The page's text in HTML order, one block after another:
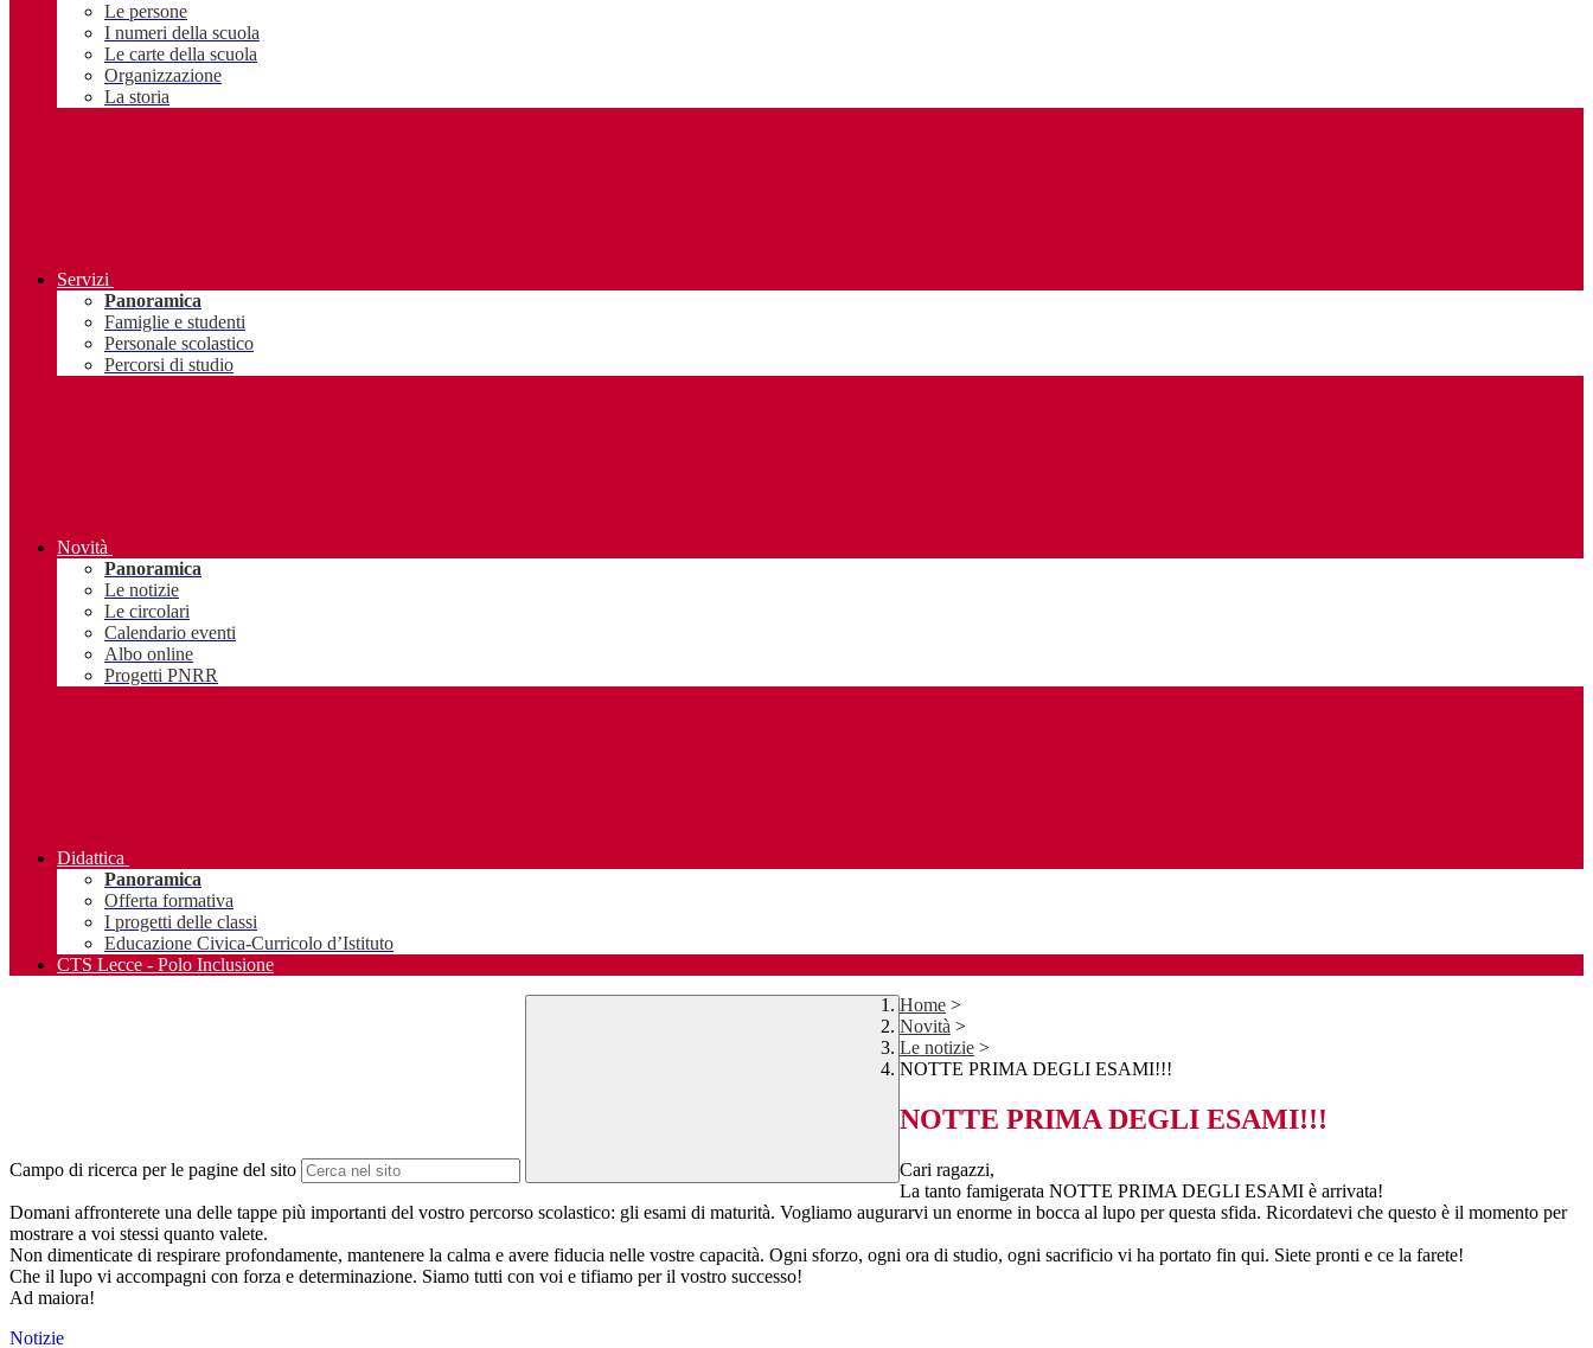
Le persone
I numeri della scuola
Le carte della scuola
Organizzazione
La storia
Servizi
Panoramica
Famiglie e studenti
Personale scolastico
Percorsi di studio
Novità
Panoramica
Le notizie
Le circolari
Calendario eventi
Albo online
Progetti PNRR
Didattica
Panoramica
Offerta formativa
I progetti delle classi
Educazione Civica-Curricolo d’Istituto
CTS Lecce - Polo Inclusione
Campo di ricerca per le pagine del sito
Home >
Novità >
Le notizie >
NOTTE PRIMA DEGLI ESAMI!!!
NOTTE PRIMA DEGLI ESAMI!!!
Cari ragazzi,
La tanto famigerata NOTTE PRIMA DEGLI ESAMI è arrivata!
Domani affronterete una delle tappe più importanti del vostro percorso scolastico: gli esami di maturità. Vogliamo augurarvi un enorme in bocca al lupo per questa sfida. Ricordatevi che questo è il momento per
mostrare a voi stessi quanto valete.
Non dimenticate di respirare profondamente, mantenere la calma e avere fiducia nelle vostre capacità. Ogni sforzo, ogni ora di studio, ogni sacrificio vi ha portato fin qui. Siete pronti e ce la farete!
Che il lupo vi accompagni con forza e determinazione. Siamo tutti con voi e tifiamo per il vostro successo!
Ad maiora!
Notizie